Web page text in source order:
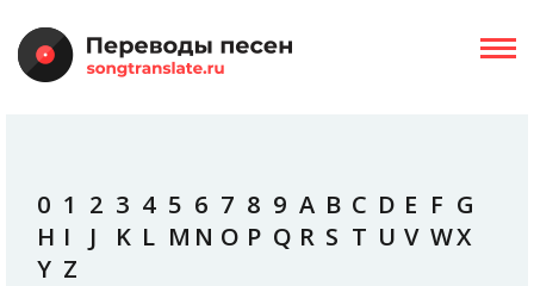
0 1 2 3 4 5 6 7 8 9 A B C D E F G
H I J K L M N O P Q R S T U V WX
Y Z